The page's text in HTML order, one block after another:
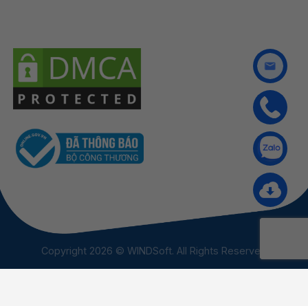
Copyright 2026 © WINDSoft. All Rights Reserved